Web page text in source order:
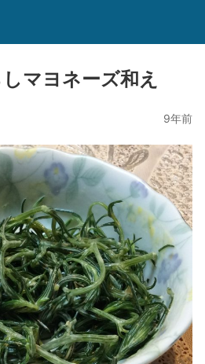
マヨネーズ和え
9年前